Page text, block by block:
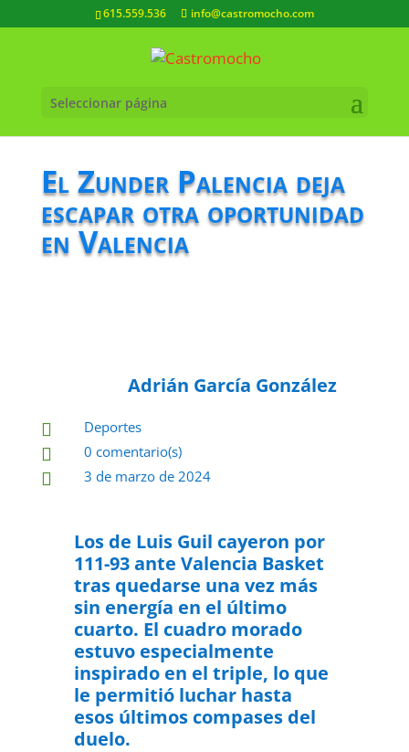
615.559.536 info@castromocho.com
Seleccionar página
El Zunder Palencia deja
escapar otra oportunidad
en Valencia
Adrián García González
 Deportes
 0 comentario(s)
 3 de marzo de 2024
Los de Luis Guil cayeron por
111-93 ante Valencia Basket
tras quedarse una vez más
sin energía en el último
cuarto. El cuadro morado
estuvo especialmente
inspirado en el triple, lo que
le permitió luchar hasta
esos últimos compases del
duelo.